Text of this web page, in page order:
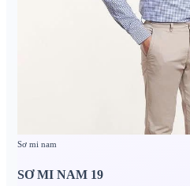
Sơ mi nam
SƠ MI NAM 19